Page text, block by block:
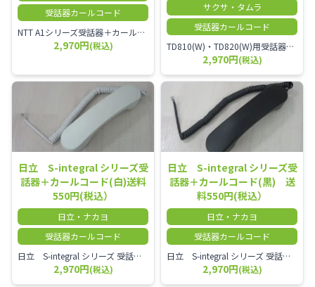
受話器カールコード
NTT A1シリーズ受話器＋カールコード セット／本商品は中古品となります。 写真では分かりにくいキズ・汚れなどの使用感があります。 経年変化で日焼けの色味が強くなる場合がございます。 予めご理解・ご了承頂きますようお願いいたします。
2,970円(税込)
サクサ・タムラ
受話器カールコード
TD810(W)・TD820(W)用受話器＋カールコード セット／本商品は中古品となります。 写真では分かりにくいキズ・汚れなどの使用感があります。 予めご理解・ご了承頂きますようお願いいたします。
2,970円(税込)
日立 S-integral シリーズ受
話器＋カールコード(白)送料
550円(税込）
日立・ナカヨ
受話器カールコード
日立 S-integral シリーズ 受話器＋カールコード セット（白）／本商品は中古品となります。 写真では分かりにくいキズ・汚れなどの使用感があります。 経年変化で日焼けの色味が強くなる場合がございます。 予めご理解・ご了承頂きますようお願いいたします。
2,970円(税込)
日立 S-integral シリーズ受
話器＋カールコード(黒) 送
料550円(税込）
日立・ナカヨ
受話器カールコード
日立 S-integral シリーズ 受話器＋カールコード セット（黒）／本商品は中古品となります。 写真では分かりにくいキズ・汚れなどの使用感があります。 経年変化で日焼けの色味が強くなる場合がございます。 予めご理解・ご了承頂きますようお願いいたします。
2,970円(税込)